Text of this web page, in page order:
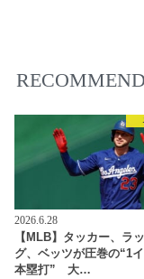
RECOMMEND
2026.6.28
【MLB】タッカー、ラ
グ、ベッツが圧巻の“1
本塁打” 大…